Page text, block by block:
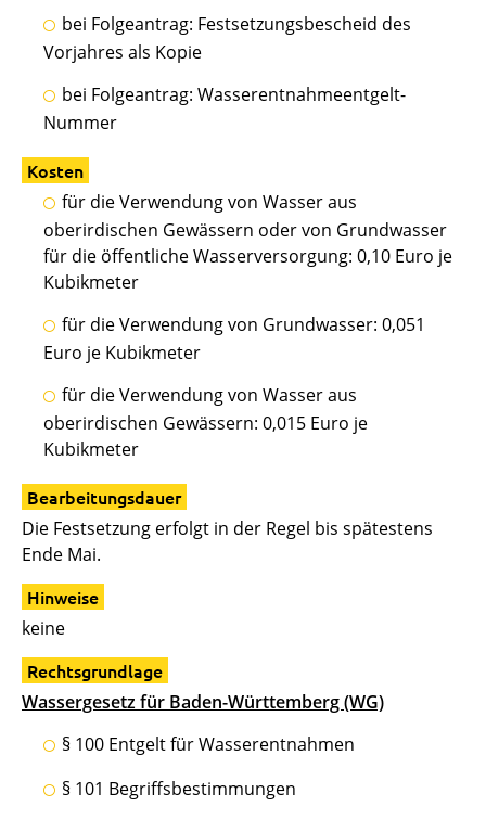
bei Folgeantrag: Festsetzungsbescheid des
Vorjahres als Kopie
bei Folgeantrag: Wasserentnahmeentgelt-
Nummer
Kosten
für die Verwendung von Wasser aus
oberirdischen Gewässern oder von Grundwasser
für die öffentliche Wasserversorgung: 0,10 Euro je
Kubikmeter
für die Verwendung von Grundwasser: 0,051
Euro je Kubikmeter
für die Verwendung von Wasser aus
oberirdischen Gewässern: 0,015 Euro je
Kubikmeter
Bearbeitungsdauer
Die Festsetzung erfolgt in der Regel bis spätestens
Ende Mai.
Hinweise
keine
Rechtsgrundlage
Wassergesetz für Baden-Württemberg (WG)
§ 100 Entgelt für Wasserentnahmen
§ 101 Begriffsbestimmungen